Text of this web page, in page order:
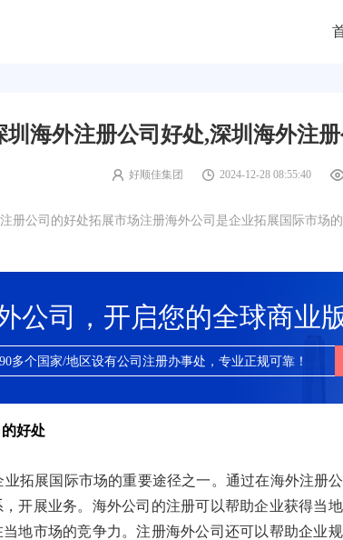
圳海外注册公司好处,深圳海外注
好顺佳集团 2024-12-28 08:55:40
册公司的好处拓展市场注册海外公司是企业拓展国际市场
公司，开启您的全球商业
多个国家/地区设有公司注册办事处，专业正规可靠！
好处
业拓展国际市场的重要途径之一。通过在海外注册
开展业务。海外公司的注册可以帮助企业获得当
地市场的竞争力。注册海外公司还可以帮助企业